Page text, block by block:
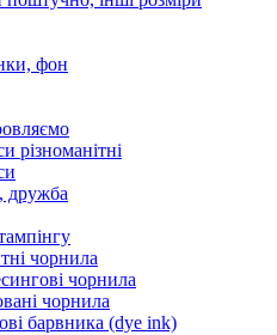
фон
різноманітні
дружба
чорнила
чорнила
чорнила
барвника (dye ink)